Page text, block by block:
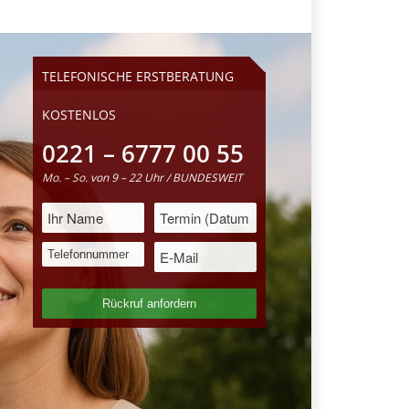
TELEFONISCHE ERSTBERATUNG
KOSTENLOS
0221 – 6777 00 55
Mo. – So. von 9 – 22 Uhr / BUNDESWEIT